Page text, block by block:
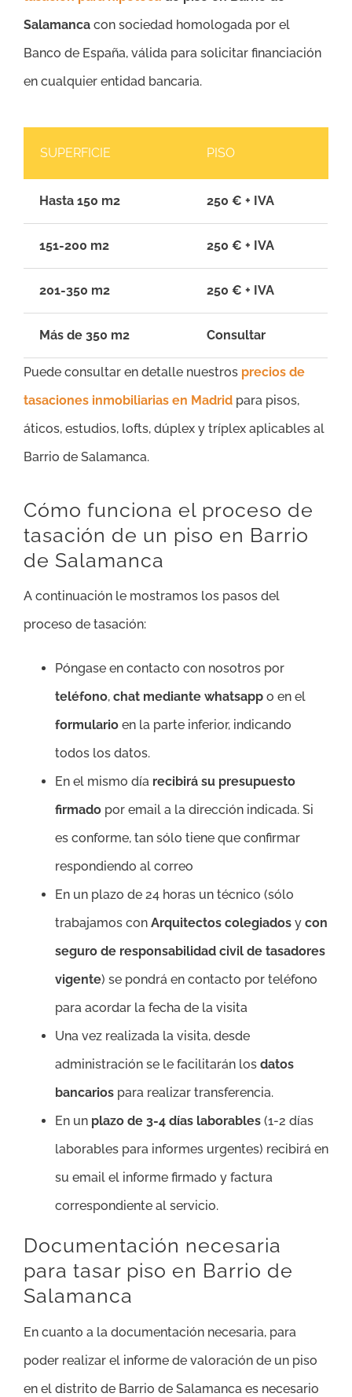
Salamanca con sociedad homologada por el
Banco de España, válida para solicitar financiación
en cualquier entidad bancaria.
SUPERFICIE PISO
Hasta 150 m2 250 € + IVA
151-200 m2 250 € + IVA
201-350 m2 250 € + IVA
Más de 350 m2 Consultar
Puede consultar en detalle nuestros precios de
tasaciones inmobiliarias en Madrid para pisos,
áticos, estudios, lofts, dúplex y tríplex aplicables al
Barrio de Salamanca.
Cómo funciona el proceso de
tasación de un piso en Barrio
de Salamanca
A continuación le mostramos los pasos del
proceso de tasación:
Póngase en contacto con nosotros por
teléfono, chat mediante whatsapp o en el
formulario en la parte inferior, indicando
todos los datos.
En el mismo día recibirá su presupuesto
firmado por email a la dirección indicada. Si
es conforme, tan sólo tiene que confirmar
respondiendo al correo
En un plazo de 24 horas un técnico (sólo
trabajamos con Arquitectos colegiados y con
seguro de responsabilidad civil de tasadores
vigente) se pondrá en contacto por teléfono
para acordar la fecha de la visita
Una vez realizada la visita, desde
administración se le facilitarán los datos
bancarios para realizar transferencia.
En un plazo de 3-4 días laborables (1-2 días
laborables para informes urgentes) recibirá en
su email el informe firmado y factura
correspondiente al servicio.
Documentación necesaria
para tasar piso en Barrio de
Salamanca
En cuanto a la documentación necesaria, para
poder realizar el informe de valoración de un piso
en el distrito de Barrio de Salamanca es necesario